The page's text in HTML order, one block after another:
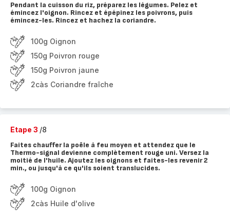
Pendant la cuisson du riz, préparez les légumes. Pelez et
émincez l'oignon. Rincez et épépinez les poivrons, puis
émincez-les. Rincez et hachez la coriandre.
100g Oignon
150g Poivron rouge
150g Poivron jaune
2càs Coriandre fraîche
Etape 3 /8
Faites chauffer la poêle à feu moyen et attendez que le
Thermo-signal devienne complètement rouge uni. Versez la
moitié de l'huile. Ajoutez les oignons et faites-les revenir 2
min., ou jusqu'à ce qu'ils soient translucides.
100g Oignon
2càs Huile d'olive